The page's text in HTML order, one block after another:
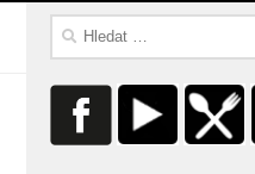
Vyhledávání